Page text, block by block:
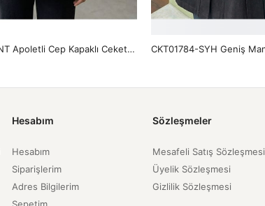
CKT01786-MNT Apoletli Cep Kapaklı Ceket-Mint
Hesabım
Hesabım
Siparişlerim
Adres Bilgilerim
Sözleşmeler
Mesafeli Satış Sözleşmesi
Üyelik Sözleşmesi
Gizlilik Sözleşmesi